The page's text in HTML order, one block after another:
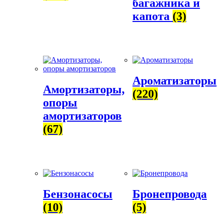
багажника и
капота (3)
Амортизаторы,
опоры
амортизаторов
(67)
Ароматизаторы
(220)
Бензонасосы
(10)
Бронепровода
(5)